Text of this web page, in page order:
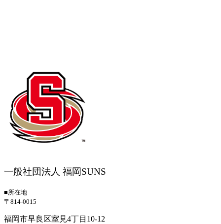
一般社団法人 福岡SUNS
■所在地
〒814-0015
福岡市早良区室見4丁目10-12